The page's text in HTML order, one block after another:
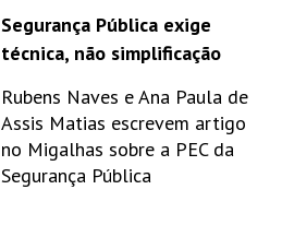
Segurança Pública exige
técnica, não simplificação
Rubens Naves e Ana Paula de
Assis Matias escrevem artigo
no Migalhas sobre a PEC da
Segurança Pública